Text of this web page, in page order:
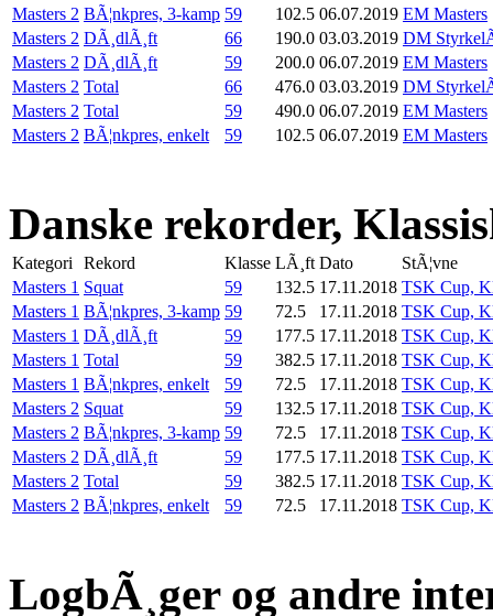
Masters 2 BÃ¦nkpres, 3-kamp 59 102.5 06.07.2019 EM Masters
Masters 2 DÃ¸dlÃ¸ft 66 190.0 03.03.2019 DM
Masters 2 DÃ¸dlÃ¸ft 59 200.0 06.07.2019 EM Masters
Masters 2 Total 66 476.0 03.03.2019 DM
Masters 2 Total 59 490.0 06.07.2019 EM Masters
Masters 2 BÃ¦nkpres, enkelt 59 102.5 06.07.2019 EM Masters
Danske rekorder,
Kategori Rekord Klasse LÃ¸ft Dato
StÃ¦vne
Masters 1 Squat 59 132.5 17.11.2018 TSK Cup,
Masters 1 BÃ¦nkpres, 3-kamp 59 72.5 17.11.2018 TSK Cup,
Masters 1 DÃ¸dlÃ¸ft 59 177.5 17.11.2018 TSK Cup,
Masters 1 Total 59 382.5 17.11.2018 TSK Cup,
Masters 1 BÃ¦nkpres, enkelt 59 72.5 17.11.2018 TSK Cup,
Masters 2 Squat 59 132.5 17.11.2018 TSK Cup,
Masters 2 BÃ¦nkpres, 3-kamp 59 72.5 17.11.2018 TSK Cup,
Masters 2 DÃ¸dlÃ¸ft 59 177.5 17.11.2018 TSK Cup,
Masters 2 Total 59 382.5 17.11.2018 TSK Cup,
Masters 2 BÃ¦nkpres, enkelt 59 72.5 17.11.2018 TSK Cup,
LogbÃ¸ger og andre